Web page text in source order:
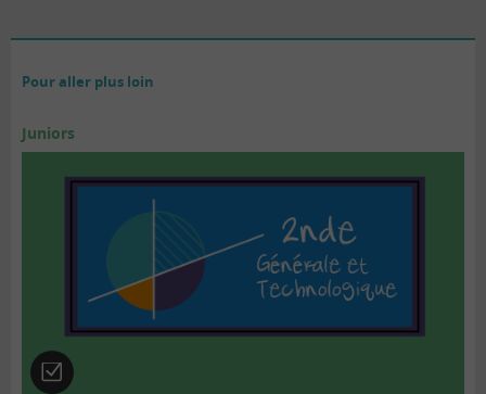
Pour aller plus loin
Juniors
Quiz